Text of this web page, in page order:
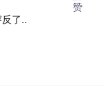
了..
赞